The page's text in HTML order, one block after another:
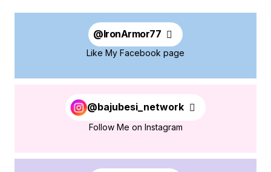
@IronArmor77
Like My Facebook page
@bajubesi_network
Follow Me on Instagram